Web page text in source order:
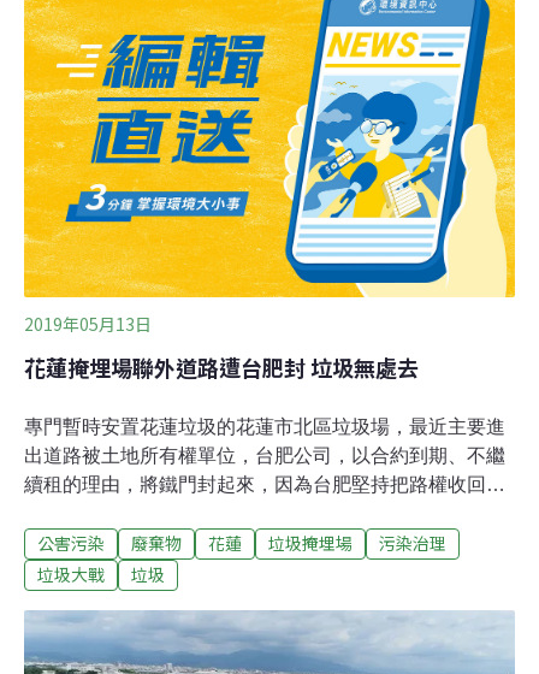
地上隨處可見垃圾堆。隨著夏天到來，羅馬日間溫度持續
飆高，街頭垃圾堆開始腐敗發出惡臭，甚至有醫師學會警
告垃圾腐敗產生的氣體已到達危險等級。義大利小兒科醫
學會近日便發表一份報告，警告羅馬家長「盡量不要讓孩
子出門」，尤其是過敏兒。拉吉歐（Lazio）地方政府也發
布公共衛生警報，因為羅馬各大醫院、幼稚園及市場周邊
的垃圾已經多到足以孳生病菌的程度。街頭的垃圾堆逐漸
引來流浪貓狗、老鼠、鳥類，而這些動物
2019年05月13日
花蓮掩埋場聯外道路遭台肥封 垃圾無處去
專門暫時安置花蓮垃圾的花蓮市北區垃圾場，最近主要進
出道路被土地所有權單位，台肥公司，以合約到期、不繼
續租的理由，將鐵門封起來，因為台肥堅持把路權收回
司強調，這附近土地已租給某學校機關使用，對方提出保
全申請，所以台肥才會封路，與市公所的合約則是在4月
利。由於花蓮市垃圾掩埋場道路，已承租給花蓮市公所20
幾年，在縣府都市計畫裡已被認定為既有道路，台肥的封
公害污染 廢棄物 花蓮 垃圾掩埋場
污染治理
垃圾大戰
垃圾